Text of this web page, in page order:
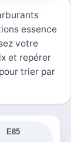
essence
votre
et repérer
trier par
E85